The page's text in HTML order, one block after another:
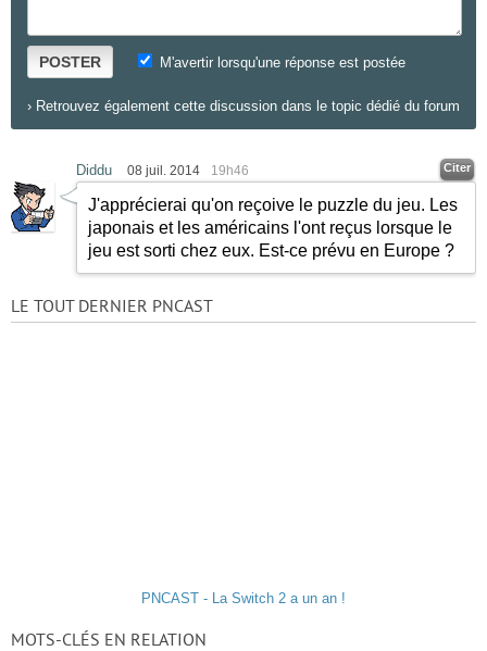
POSTER M'avertir lorsqu'une réponse est postée
› Retrouvez également cette discussion dans le topic dédié du forum
Diddu 08 juil. 2014 19h46 Citer
J'apprécierai qu'on reçoive le puzzle du jeu. Les
japonais et les américains l'ont reçus lorsque le
jeu est sorti chez eux. Est-ce prévu en Europe ?
LE TOUT DERNIER PNCAST
PNCAST - La Switch 2 a un an !
MOTS-CLÉS EN RELATION